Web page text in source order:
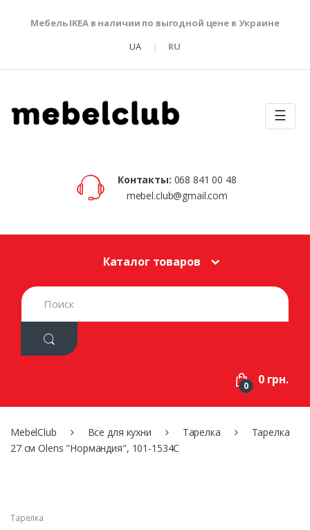
Мебель IKEA в наличии по выгодной цене в Украине
UA
RU
☰
Контакты: 068 841 00 48
mebel.club@gmail.com
Каталог товаров
S
e
h
:
0 0 грн.
MebelClub Все для кухни Тарелка
Тарелка
27 см Olens "Нормандия", 101-1534C
Тарелка